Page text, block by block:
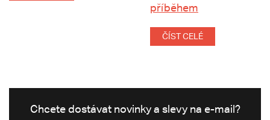
příběhem
ČÍST CELÉ
Chcete dostávat novinky a slevy na e-mail?